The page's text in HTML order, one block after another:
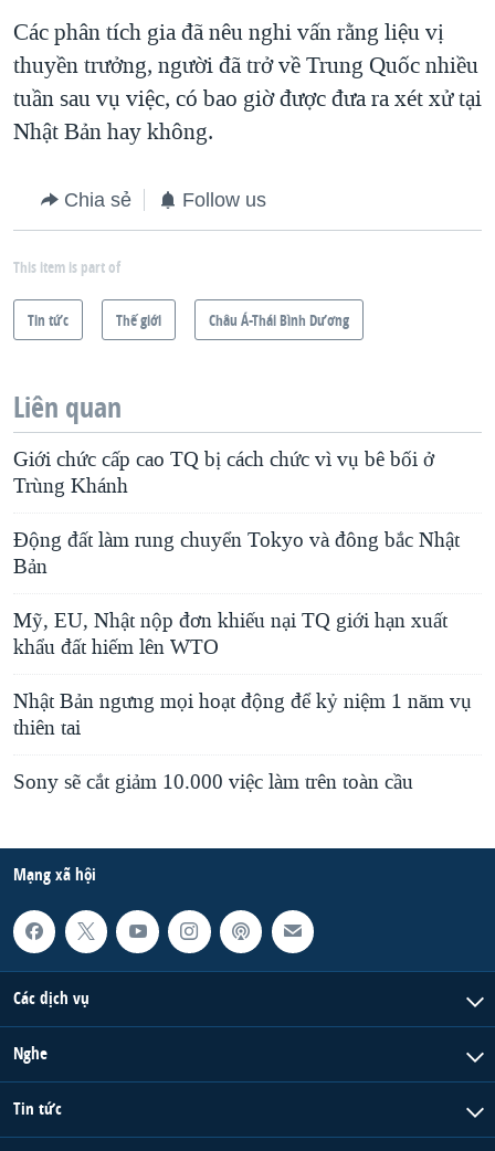
Các phân tích gia đã nêu nghi vấn rằng liệu vị
thuyền trưởng, người đã trở về Trung Quốc nhiều
tuần sau vụ việc, có bao giờ được đưa ra xét xử tại
Nhật Bản hay không.
Chia sẻ Follow us
This item is part of
Tin tức Thế giới Châu Á-Thái Bình Dương
Liên quan
Giới chức cấp cao TQ bị cách chức vì vụ bê bối ở
Trùng Khánh
Động đất làm rung chuyển Tokyo và đông bắc Nhật
Bản
Mỹ, EU, Nhật nộp đơn khiếu nại TQ giới hạn xuất
khẩu đất hiếm lên WTO
Nhật Bản ngưng mọi hoạt động để kỷ niệm 1 năm vụ
thiên tai
Sony sẽ cắt giảm 10.000 việc làm trên toàn cầu
Mạng xã hội
Các dịch vụ
Nghe
Tin tức